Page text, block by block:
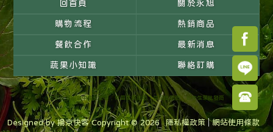
回首頁 關於永旭
購物流程 熱銷商品
餐飲合作 最新消息
蔬果小知識 聯絡訂購
生菜批發 台中生菜批發 東區生菜批發 生菜批發商 台中生菜批發商
Designed by揚京快客Copyright © 2026 隱私權政策
網站使用條款